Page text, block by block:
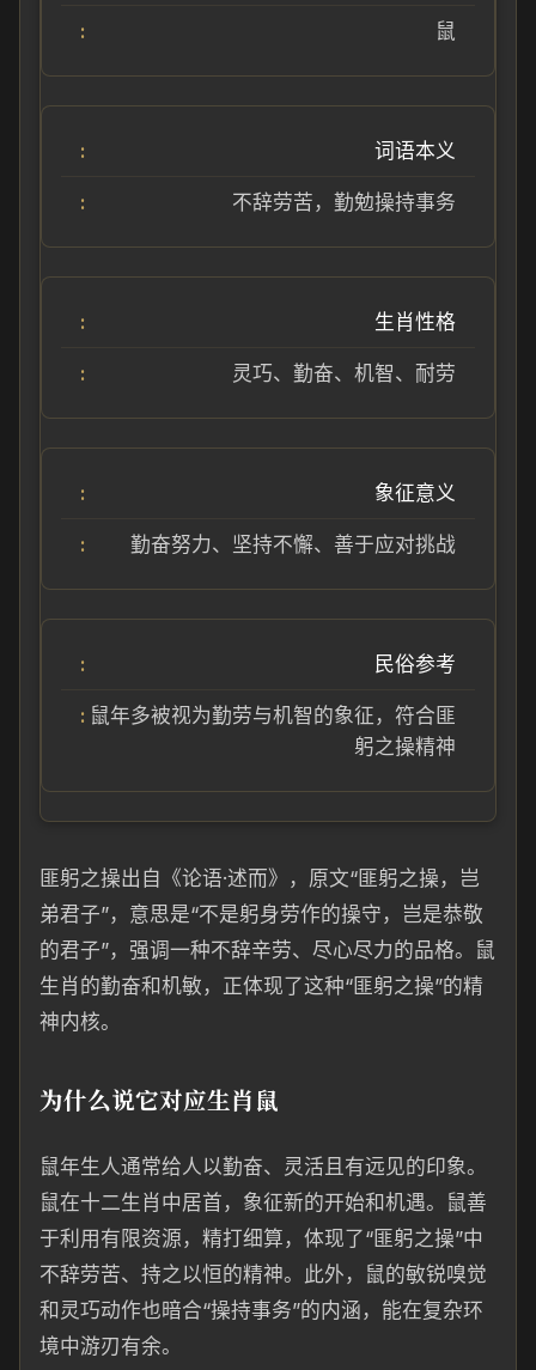
鼠
词语本义
不辞劳苦，勤勉操持事务
生肖性格
灵巧、勤奋、机智、耐劳
象征意义
勤奋努力、坚持不懈、善于应对挑战
民俗参考
鼠年多被视为勤劳与机智的象征，符合匪
躬之操精神
匪躬之操出自《论语·述而》，原文“匪躬之操，岂
弟君子”，意思是“不是躬身劳作的操守，岂是恭敬
的君子”，强调一种不辞辛劳、尽心尽力的品格。鼠
生肖的勤奋和机敏，正体现了这种“匪躬之操”的精
神内核。
为什么说它对应生肖鼠
鼠年生人通常给人以勤奋、灵活且有远见的印象。
鼠在十二生肖中居首，象征新的开始和机遇。鼠善
于利用有限资源，精打细算，体现了“匪躬之操”中
不辞劳苦、持之以恒的精神。此外，鼠的敏锐嗅觉
和灵巧动作也暗合“操持事务”的内涵，能在复杂环
境中游刃有余。